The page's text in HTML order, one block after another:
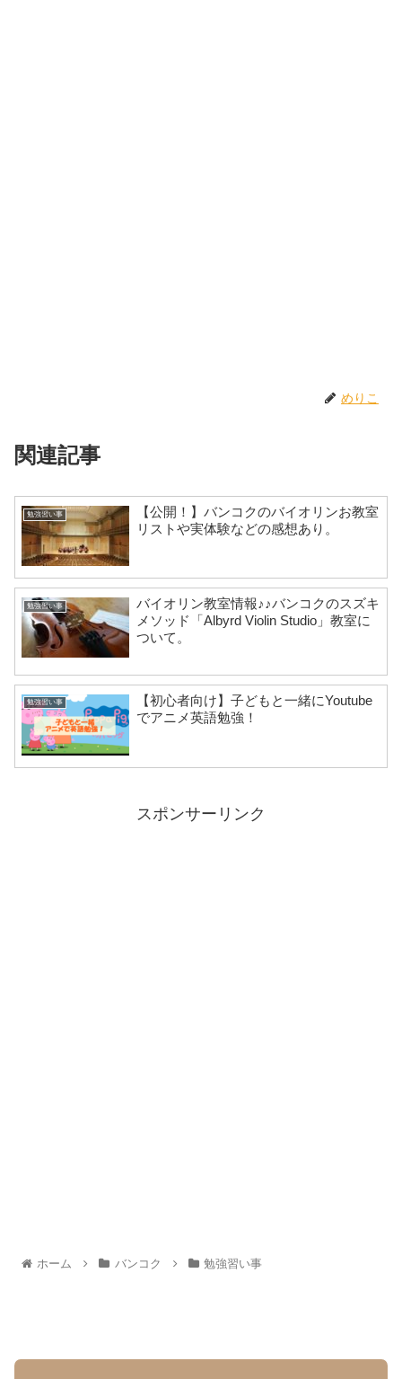
めりこ
関連記事
勉強習い事
【公開！】バンコクのバイオリンお教室
リストや実体験などの感想あり。
勉強習い事
バイオリン教室情報♪♪バンコクのスズキ
メソッド「Albyrd Violin Studio」教室に
ついて。
勉強習い事
【初心者向け】子どもと一緒にYoutube
でアニメ英語勉強！
スポンサーリンク
ホーム バンコク 勉強習い事